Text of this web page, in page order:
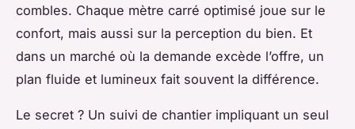
combles. Chaque mètre carré optimisé joue sur le
confort, mais aussi sur la perception du bien. Et
dans un marché où la demande excède l’offre, un
plan fluide et lumineux fait souvent la différence.
Le secret ? Un suivi de chantier impliquant un seul